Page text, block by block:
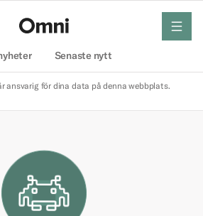
Senaste nytt
meny
ansvarig för dina data på denna webbplats.